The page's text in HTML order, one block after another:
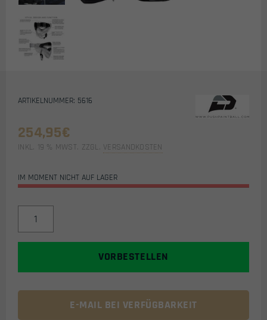
ARTIKELNUMMER: 5616
254,95€
INKL. 19 % MWST. ZZGL. VERSANDKOSTEN
IM MOMENT NICHT AUF LAGER
UNITE
AIRSOFT
SMOKE
VORBESTELLEN
E-MAIL BEI VERFÜGBARKEIT